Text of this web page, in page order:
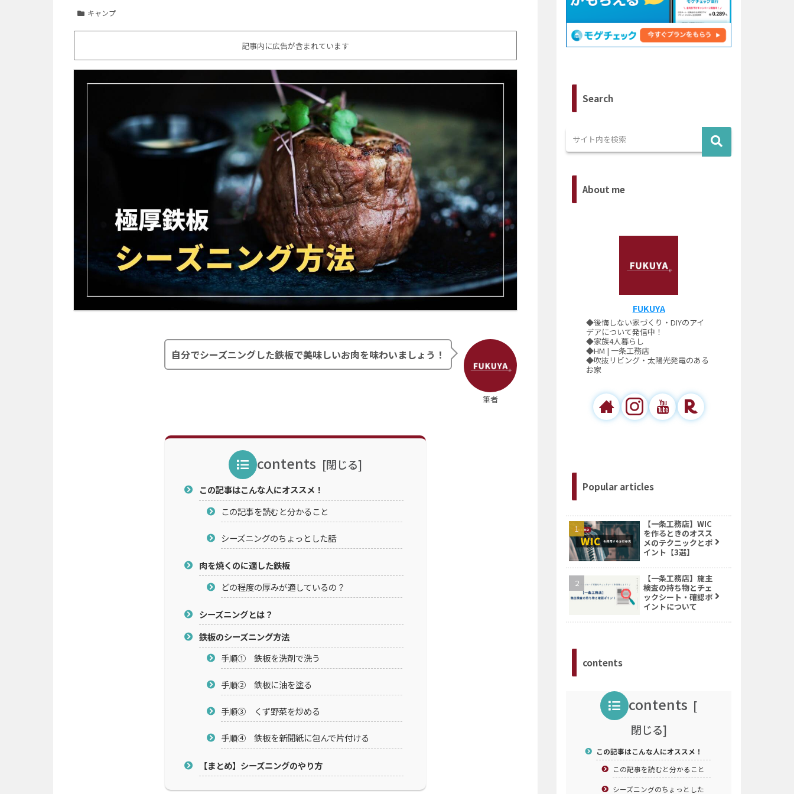
キャンプ
記事内に広告が含まれています
筆者
自分でシーズニングした鉄板で美味しいお肉を味わいましょう！
contents
この記事はこんな人にオススメ！
この記事を読むと分かること
シーズニングのちょっとした話
肉を焼くのに適した鉄板
どの程度の厚みが適しているの？
シーズニングとは？
鉄板のシーズニング方法
手順① 鉄板を洗剤で洗う
手順② 鉄板に油を塗る
手順③ くず野菜を炒める
手順④ 鉄板を新聞紙に包んで片付ける
【まとめ】シーズニングのやり方
Search
About me
FUKUYA
◆後悔しない家づくり・DIYのアイ
デアについて発信中！
◆家族4人暮らし
◆HM | 一条工務店
◆吹抜リビング・太陽光発電のある
お家
Popular articles
【一条工務店】WIC
を作るときのオスス
メのテクニックとポ
イント【3選】
【一条工務店】施主
検査の持ち物とチェ
ックシート・確認ポ
イントについて
contents
contents
この記事はこんな人にオススメ！
この記事を読むと分かること
シーズニングのちょっとした